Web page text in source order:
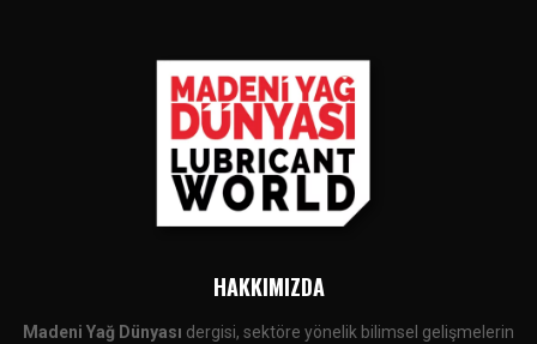
HAKKIMIZDA
Madeni Yağ Dünyası dergisi, sektöre yönelik bilimsel gelişmelerin